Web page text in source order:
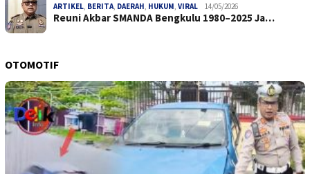
ARTIKEL BERITA DAERAH HUKUM VIRAL 14/05/2026
Reuni Akbar SMANDA Bengkulu 1980–2025 Ja…
OTOMOTIF